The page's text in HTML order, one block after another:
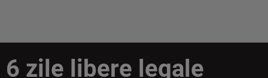
6 zile libere legale